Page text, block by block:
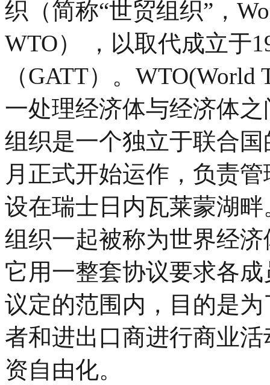
织（简称“世贸组织”，
WTO） ，以取代成立于
（GATT）。WTO(World
一处理经济体与经济体
组织是一个独立于联合
月正式开始运作，负责
设在瑞士日内瓦莱蒙湖
组织一起被称为世界经
它用一整套协议要求各
议定的范围内，目的是
者和进出口商进行商业
资自由化。